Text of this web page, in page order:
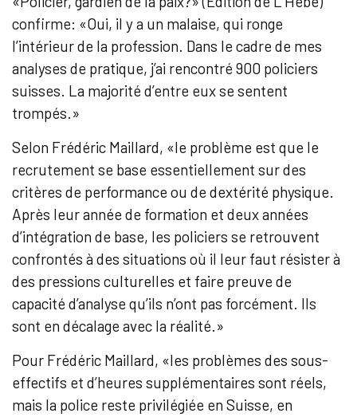
confirme: «Oui, il y a un malaise, qui ronge
l’intérieur de la profession. Dans le cadre de mes
analyses de pratique, j’ai rencontré 900 policiers
suisses. La majorité d’entre eux se sentent
trompés.»
Selon Frédéric Maillard, «le problème est que le
recrutement se base essentiellement sur des
critères de performance ou de dextérité physique.
Après leur année de formation et deux années
d’intégration de base, les policiers se retrouvent
confrontés à des situations où il leur faut résister à
des pressions culturelles et faire preuve de
capacité d’analyse qu’ils n’ont pas forcément. Ils
sont en décalage avec la réalité.»
Pour Frédéric Maillard, «les problèmes des sous-
effectifs et d’heures supplémentaires sont réels,
mais la police reste privilégiée en Suisse, en